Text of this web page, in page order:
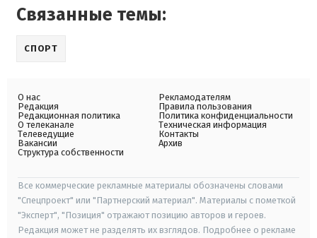
Связанные темы:
СПОРТ
О нас
Редакция
Редакционная политика
О телеканале
Телеведущие
Вакансии
Структура собственности
Рекламодателям
Правила пользования
Политика конфиденциальности
Техническая информация
Контакты
Архив
Все коммерческие рекламные материалы обозначены словами
"Спецпроект" или "Партнерский материал". Материалы с пометкой
"Эксперт", "Позиция" отражают позицию авторов и героев.
Редакция может не разделять их взглядов. Подробнее о рекламе